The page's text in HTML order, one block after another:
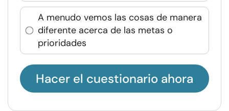
A menudo vemos las cosas de manera
diferente acerca de las metas o
prioridades
Hacer el cuestionario ahora